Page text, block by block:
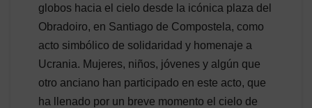
globos hacia el cielo desde la icónica plaza del
Obradoiro, en Santiago de Compostela, como
acto simbólico de solidaridad y homenaje a
Ucrania. Mujeres, niños, jóvenes y algún que
otro anciano han participado en este acto, que
ha llenado por un breve momento el cielo de